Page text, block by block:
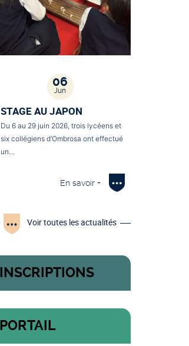
06
Jun
STAGE AU JAPON
Du 6 au 29 juin 2026, trois lycéens et
six collégiens d’Ombrosa ont effectué
un…
En savoir +
Voir toutes les actualités
INSCRIPTIONS
PORTAIL